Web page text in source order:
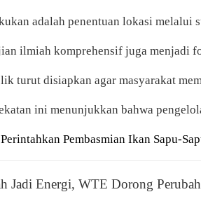
adalah penentuan lokasi melalui
ilmiah komprehensif juga menjadi
turut disiapkan agar masyarakat
ini menunjukkan bahwa
Pembasmian Ikan Sapu-
Jadi Energi, WTE Dorong